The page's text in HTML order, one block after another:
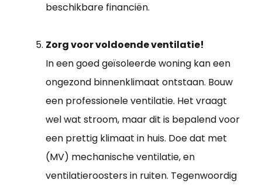
beschikbare financiën.
Zorg voor voldoende ventilatie!
In een goed geïsoleerde woning kan een
ongezond binnenklimaat ontstaan. Bouw
een professionele ventilatie. Het vraagt
wel wat stroom, maar dit is bepalend voor
een prettig klimaat in huis. Doe dat met
(MV) mechanische ventilatie, en
ventilatieroosters in ruiten. Tegenwoordig